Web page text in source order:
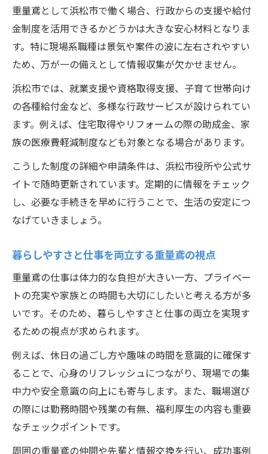
重量鳶として浜松市で働く場合、行政からの支援や給付
金制度を活用できるかどうかは大きな安心材料となりま
す。特に現場系職種は景気や案件の波に左右されやすい
ため、万が一の備えとして情報収集が欠かせません。
浜松市では、就業支援や資格取得支援、子育て世帯向け
の各種給付金など、多様な行政サービスが設けられてい
ます。例えば、住宅取得やリフォームの際の助成金、家
族の医療費軽減制度なども対象となる場合があります。
こうした制度の詳細や申請条件は、浜松市役所や公式サ
イトで随時更新されています。定期的に情報をチェック
し、必要な手続きを早めに行うことで、生活の安定につ
なげていきましょう。
暮らしやすさと仕事を両立する重量鳶の視点
重量鳶の仕事は体力的な負担が大きい一方、プライベー
トの充実や家族との時間も大切にしたいと考える方が多
いです。そのため、暮らしやすさと仕事の両立を実現す
るための視点が求められます。
例えば、休日の過ごし方や趣味の時間を意識的に確保す
ることで、心身のリフレッシュにつながり、現場での集
中力や安全意識の向上にも寄与します。また、職場選び
の際には勤務時間や残業の有無、福利厚生の内容も重要
なチェックポイントです。
周囲の重量鳶の仲間や先輩と情報交換を行い、成功事例